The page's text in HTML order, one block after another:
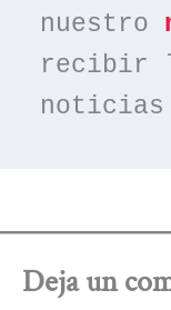
nuestro
recibir
noticias
Deja un